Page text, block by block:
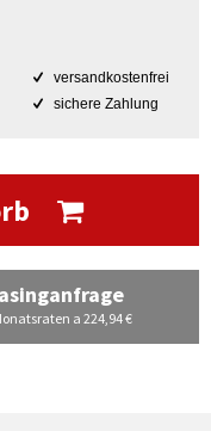
versandkostenfrei
sichere Zahlung
a 224,94 €